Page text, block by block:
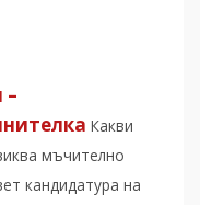
–
Какви
мъчително
кандидатура на